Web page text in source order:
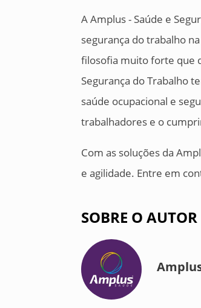
A Amplus - Saúde e
segurança do trabalho
filosofia muito forte que
Segurança do Trabalho
saúde ocupacional e
trabalhadores e o
Com as soluções da
e agilidade. Entre em
SOBRE O AUTOR